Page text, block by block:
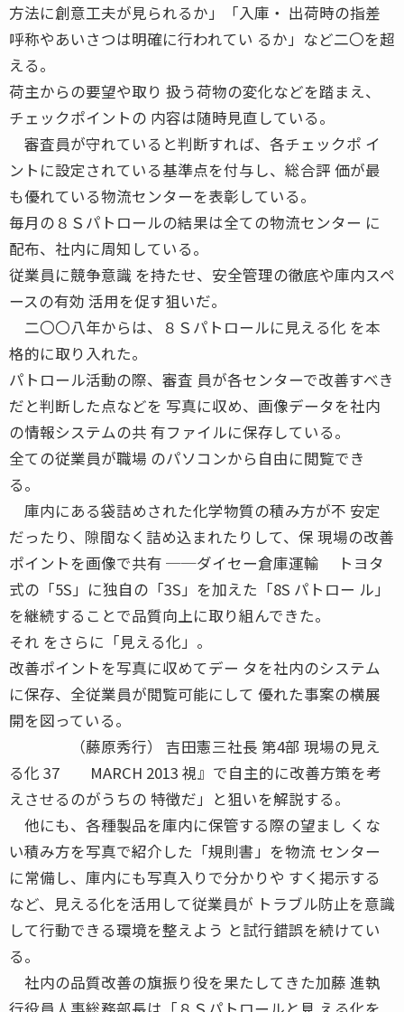
方法に創意工夫が見られるか」「入庫・ 出荷時の指差
呼称やあいさつは明確に行われてい るか」など二〇を超
える。
荷主からの要望や取り 扱う荷物の変化などを踏まえ、
チェックポイントの 内容は随時見直している。
審査員が守れていると判断すれば、各チェックポ イ
ントに設定されている基準点を付与し、総合評 価が最
も優れている物流センターを表彰している。
毎月の８Ｓパトロールの結果は全ての物流センター に
配布、社内に周知している。
従業員に競争意識 を持たせ、安全管理の徹底や庫内スペ
ースの有効 活用を促す狙いだ。
二〇〇八年からは、８Ｓパトロールに見える化 を本
格的に取り入れた。
パトロール活動の際、審査 員が各センターで改善すべき
だと判断した点などを 写真に収め、画像データを社内
の情報システムの共 有ファイルに保存している。
全ての従業員が職場 のパソコンから自由に閲覧でき
る。
庫内にある袋詰めされた化学物質の積み方が不 安定
だったり、隙間なく詰め込まれたりして、保 現場の改善
ポイントを画像で共有 ──ダイセー倉庫運輸 トヨタ
式の「5S」に独自の「3S」を加えた「8S パトロー ル」
を継続することで品質向上に取り組んできた。
それ をさらに「見える化」。
改善ポイントを写真に収めてデー タを社内のシステム
に保存、全従業員が閲覧可能にして 優れた事案の横展
開を図っている。
（藤原秀行） 吉田憲三社長 第4部 現場の見え
る化 37 MARCH 2013 視』で自主的に改善方策を考
えさせるのがうちの 特徴だ」と狙いを解説する。
他にも、各種製品を庫内に保管する際の望まし くな
い積み方を写真で紹介した「規則書」を物流 センター
に常備し、庫内にも写真入りで分かりや すく掲示する
など、見える化を活用して従業員が トラブル防止を意識
して行動できる環境を整えよう と試行錯誤を続けてい
る。
社内の品質改善の旗振り役を果たしてきた加藤 進執